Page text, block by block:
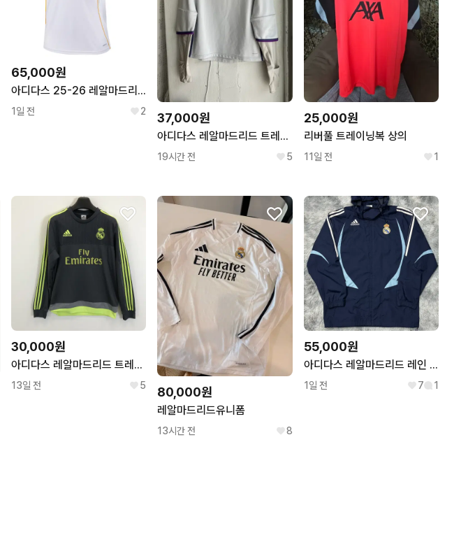
65,000원
아디다스 25-26 레알마드리드 홈 반팔.
1일 전 2 37,000원
아디다스 레알마드리드 트레이닝탑 화이트
19시간 전 5
25,000원
리버풀 트레이닝복 상의
11일 전 1
30,000원
아디다스 레알마드리드 트레이닝 탑 [100사이즈]
13일 전 5 80,000원
레알마드리드유니폼
13시간 전 8
55,000원
아디다스 레알마드리드 레인 자켓
1일 전 7 1